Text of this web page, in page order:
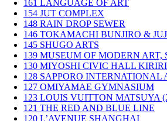
161 LANGUAGE OF ART
154 JUT COMPLEX
148 RAIN DROP SEWER
146 TOKAMACHI BUNJIRO &
145 SHUGO ARTS
139 MUSEUM OF MODERN ART,
130 MIYOSHI CIVIC HALL KIRIRI
128 SAPPORO INTERNATIONAL
127 OMIYAMAE GYMNASIUM
123 LOUIS VUITTON MATSUYA
121 THE RED AND BLUE LINE
120 L’AVENUE SHANGHAI